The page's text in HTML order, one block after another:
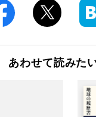
あわせて読みた